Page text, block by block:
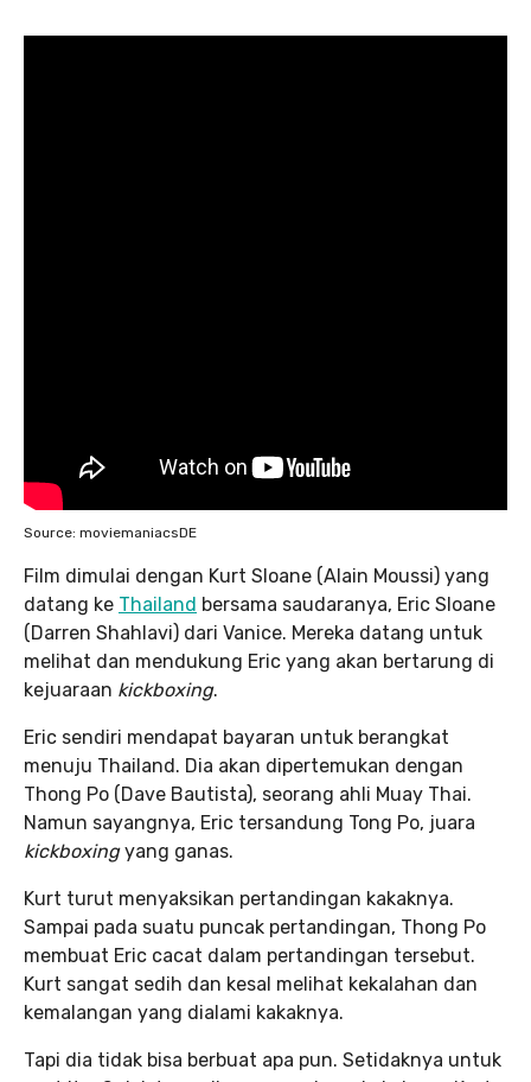
Source: moviemaniacsDE
Film dimulai dengan Kurt Sloane (Alain Moussi) yang
datang ke Thailand bersama saudaranya, Eric Sloane
(Darren Shahlavi) dari Vanice. Mereka datang untuk
melihat dan mendukung Eric yang akan bertarung di
kejuaraan kickboxing.
Eric sendiri mendapat bayaran untuk berangkat
menuju Thailand. Dia akan dipertemukan dengan
Thong Po (Dave Bautista), seorang ahli Muay Thai.
Namun sayangnya, Eric tersandung Tong Po, juara
kickboxingyang ganas.
Kurt turut menyaksikan pertandingan kakaknya.
Sampai pada suatu puncak pertandingan, Thong Po
membuat Eric cacat dalam pertandingan tersebut.
Kurt sangat sedih dan kesal melihat kekalahan dan
kemalangan yang dialami kakaknya.
Tapi dia tidak bisa berbuat apa pun. Setidaknya untuk